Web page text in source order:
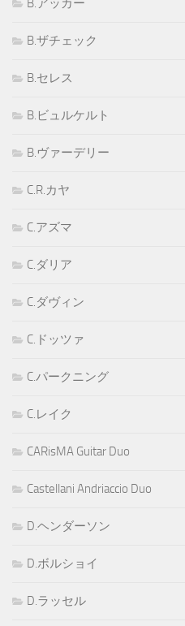
B.アッカー
B.ザチェック
B.セレス
B.ビュルケルト
B.ヴァーデリー
C.R.カヤ
C.アズマ
C.ダリア
C.ダヴィン
C.ドッツァ
C.パークニング
C.レイク
CARisMA Guitar Duo
Castellani Andriaccio Duo
D.ヘンダーソン
D.ボルショイ
D.ラッセル